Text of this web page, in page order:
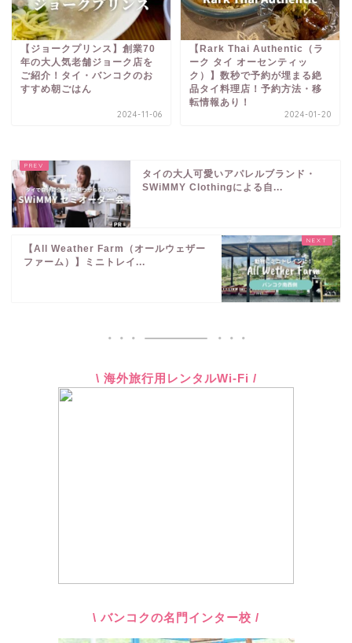
【ジョークプリンス】創業70
年の大人気老舗ジョーク店を
ご紹介！タイ・バンコクのお
すすめ朝ごはん
2024-11-06
【Rark Thai Authentic（ラ
ーク タイ オーセンティッ
ク）】数秒で予約が埋まる絶
品タイ料理店！予約方法・移
転情報あり！
2024-01-20
タイの大人可愛いアパレルブランド・
SWiMMY Clothingによる自...
【All Weather Farm（オールウェザー
ファーム）】ミニトレイ...
\ 海外旅行用レンタルWi-Fi /
\ バンコクの名門インター校 /